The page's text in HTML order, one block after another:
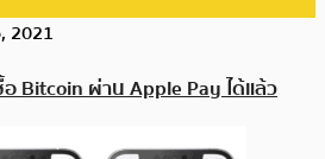
2021
Bitcoin ผ่าน Apple Pay ได้แล้ว